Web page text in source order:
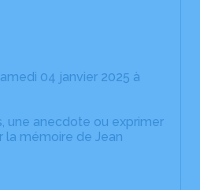
04 janvier 2025 à
une anecdote ou exprimer
la mémoire de Jean